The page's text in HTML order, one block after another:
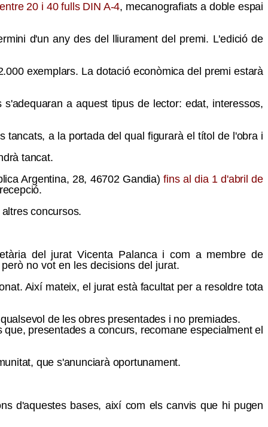
20 i 40 fulls DIN A-4, mecanografiats a doble espai
d'un any des del lliurament del premi. L'edició de
exemplars. La dotació econòmica del premi estarà
a aquest tipus de lector: edat, interessos,
a la portada del qual figurarà el títol de l'obra i
tancat.
Argentina, 28, 46702 Gandia)fins al dia 1d'abril de
concursos.
del jurat Vicenta Palanca i com a membre de
no vot en les decisions del jurat.
Així mateix, el jurat està facultat per a resol­dre tota
de les obres presentades i no premiades.
presentades a concurs, recomane especialment el
que s'anunciarà oportunament.
d'aquestes bases, així com els canvis que hi pugen